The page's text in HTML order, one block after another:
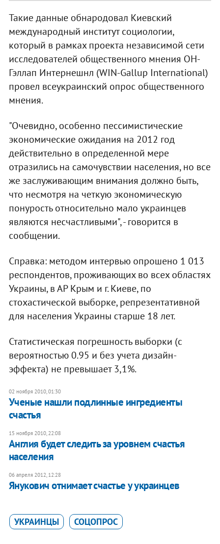
Такие данные обнародовал Киевский
международный институт социологии,
который в рамках проекта независимой сети
исследователей общественного мнения ОН-
Гэллап Интернешнл (WIN-Gallup International)
провел всеукраинский опрос общественного
мнения.
"Очевидно, особенно пессимистические
экономические ожидания на 2012 год
действительно в определенной мере
отразились на самочувствии населения, но все
же заслуживающим внимания должно быть,
что несмотря на четкую экономическую
понурость относительно мало украинцев
являются несчастливыми", - говорится в
сообщении.
Справка: методом интервью опрошено 1 013
респондентов, проживающих во всех областях
Украины, в АР Крым и г. Киеве, по
стохастической выборке, репрезентативной
для населения Украины старше 18 лет.
Статистическая погрешность выборки (с
вероятностью 0.95 и без учета дизайн-
эффекта) не превышает 3,1%.
02 ноября 2010, 01:30
Ученые нашли подлинные ингредиенты
счастья
15 ноября 2010, 22:08
Англия будет следить за уровнем счастья
населения
06 апреля 2012, 12:28
Янукович отнимает счастье у украинцев
УКРАИНЦЫ СОЦОПРОС